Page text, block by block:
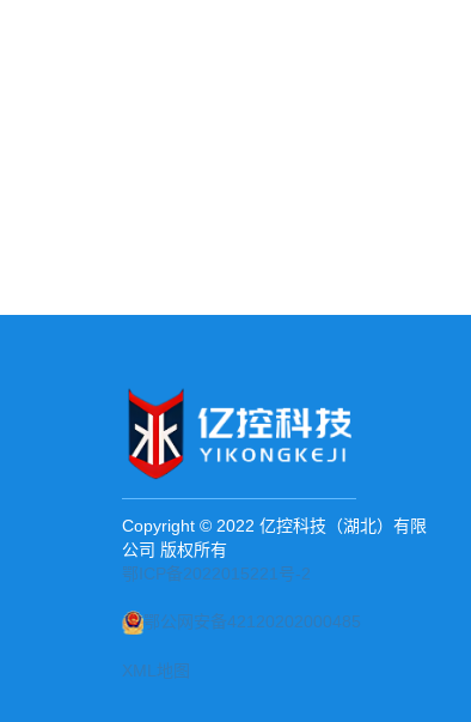
Copyright © 2022 亿控科技（湖北）有限
公司 版权所有
鄂ICP备2022015221号-2
鄂公网安备42120202000485
XML地图